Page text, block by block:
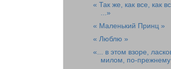
« Так же, как все, как
...»
« Маленький Принц »
« Люблю »
«... в этом взоре,
милом, по-прежнему